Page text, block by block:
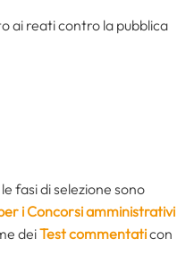
ai reati contro la pubblica
fasi di selezione sono
i Concorsi amministrativi
deiTest commentaticon